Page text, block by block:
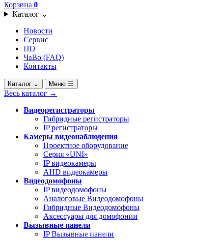
Корзина 0
Каталог ⌄
Новости
Сервис
ПО
ЧаВо (FAQ)
Контакты
Каталог ⌄ Меню ☰
Весь каталог →
Видеорегистраторы
Гибридные регистраторы
IP регистраторы
Камеры видеонаблюдения
Проектное оборудование
Серия «UNI»
IP видеокамеры
AHD видеокамеры
Видеодомофоны
IP видеодомофоны
Аналоговые Видеодомофоны
Гибридные Видеодомофоны
Аксессуары для домофонии
Вызывные панели
IP Вызывные панели